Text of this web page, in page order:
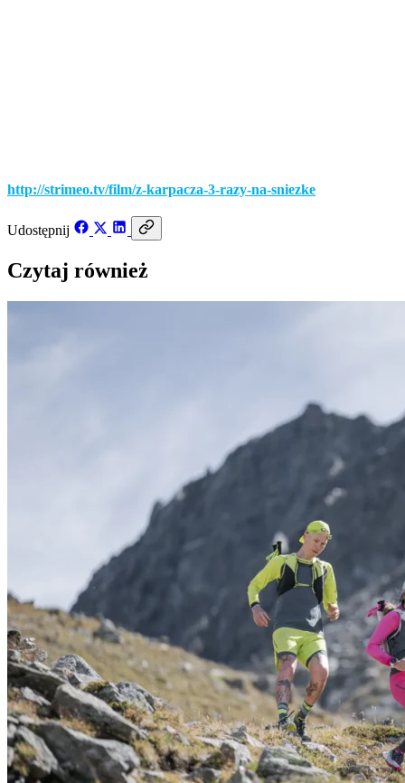
http://strimeo.tv/film/z-karpacza-3-razy-na-sniezke
Udostępnij
Czytaj również